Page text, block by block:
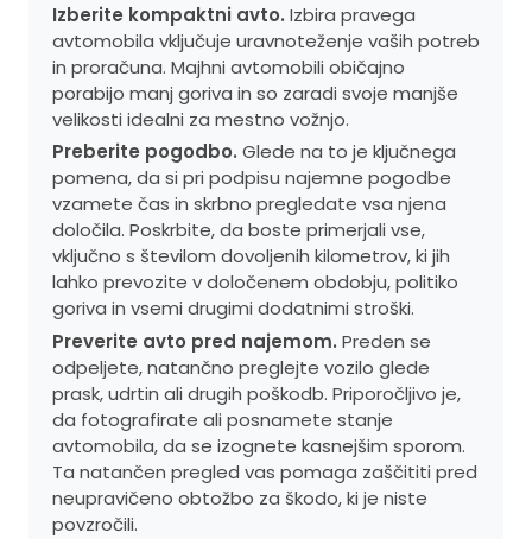
Izberite kompaktni avto. Izbira pravega
avtomobila vključuje uravnoteženje vaših potreb
in proračuna. Majhni avtomobili običajno
porabijo manj goriva in so zaradi svoje manjše
velikosti idealni za mestno vožnjo.
Preberite pogodbo. Glede na to je ključnega
pomena, da si pri podpisu najemne pogodbe
vzamete čas in skrbno pregledate vsa njena
določila. Poskrbite, da boste primerjali vse,
vključno s številom dovoljenih kilometrov, ki jih
lahko prevozite v določenem obdobju, politiko
goriva in vsemi drugimi dodatnimi stroški.
Preverite avto pred najemom. Preden se
odpeljete, natančno preglejte vozilo glede
prask, udrtin ali drugih poškodb. Priporočljivo je,
da fotografirate ali posnamete stanje
avtomobila, da se izognete kasnejšim sporom.
Ta natančen pregled vas pomaga zaščititi pred
neupravičeno obtožbo za škodo, ki je niste
povzročili.